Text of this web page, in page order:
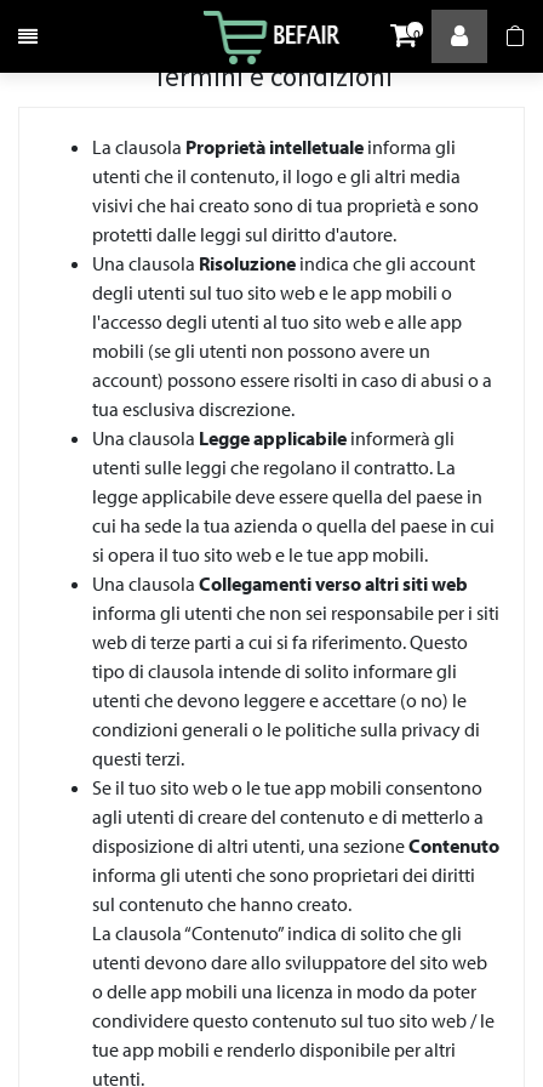
Attiva / disattiva la navigazione 0
Termini e condizioni
La clausola Proprietà intelletuale informa gli
utenti che il contenuto, il logo e gli altri media
visivi che hai creato sono di tua proprietà e sono
protetti dalle leggi sul diritto d'autore.
Una clausola Risoluzione indica che gli account
degli utenti sul tuo sito web e le app mobili o
l'accesso degli utenti al tuo sito web e alle app
mobili (se gli utenti non possono avere un
account) possono essere risolti in caso di abusi o a
tua esclusiva discrezione.
Una clausola Legge applicabile informerà gli
utenti sulle leggi che regolano il contratto. La
legge applicabile deve essere quella del paese in
cui ha sede la tua azienda o quella del paese in cui
si opera il tuo sito web e le tue app mobili.
Una clausola Collegamenti verso altri siti web
informa gli utenti che non sei responsabile per i siti
web di terze parti a cui si fa riferimento. Questo
tipo di clausola intende di solito informare gli
utenti che devono leggere e accettare (o no) le
condizioni generali o le politiche sulla privacy di
questi terzi.
Se il tuo sito web o le tue app mobili consentono
agli utenti di creare del contenuto e di metterlo a
disposizione di altri utenti, una sezioneContenuto
informa gli utenti che sono proprietari dei diritti
sul contenuto che hanno creato.
La clausola “Contenuto” indica di solito che gli
utenti devono dare allo sviluppatore del sito web
o delle app mobili una licenza in modo da poter
condividere questo contenuto sul tuo sito web / le
tue app mobili e renderlo disponibile per altri
utenti.